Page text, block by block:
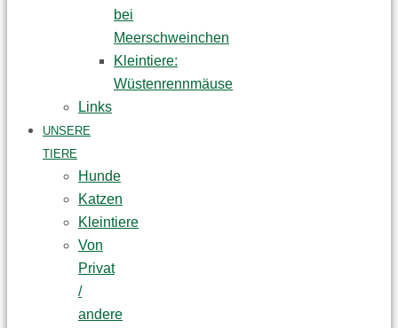
bei
Meerschweinchen
Kleintiere:
Wüstenrennmäuse
Links
UNSERE
TIERE
Hunde
Katzen
Kleintiere
Von
Privat
/
andere